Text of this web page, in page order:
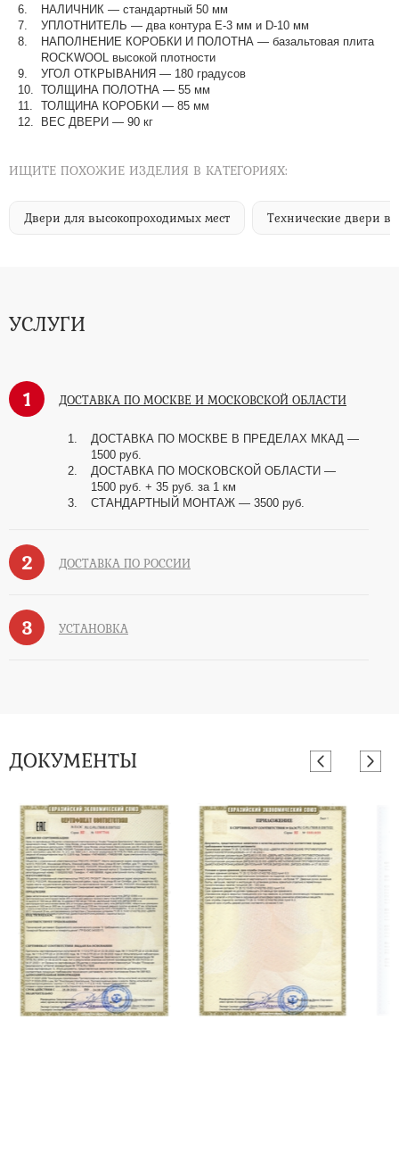
НАЛИЧНИК — стандартный 50 мм
УПЛОТНИТЕЛЬ — два контура Е-3 мм и D-10 мм
НАПОЛНЕНИЕ КОРОБКИ И ПОЛОТНА — базальтовая плита
ROCKWOOL высокой плотности
УГОЛ ОТКРЫВАНИЯ — 180 градусов
ТОЛЩИНА ПОЛОТНА — 55 мм
ТОЛЩИНА КОРОБКИ — 85 мм
ВЕС ДВЕРИ — 90 кг
ИЩИТЕ ПОХОЖИЕ ИЗДЕЛИЯ В КАТЕГОРИЯХ:
Двери для высокопроходимых мест Технические двери в
УСЛУГИ
1 ДОСТАВКА ПО МОСКВЕ И МОСКОВСКОЙ ОБЛАСТИ
ДОСТАВКА ПО МОСКВЕ В ПРЕДЕЛАХ МКАД —
1500 руб.
ДОСТАВКА ПО МОСКОВСКОЙ ОБЛАСТИ —
1500 руб. + 35 руб. за 1 км
СТАНДАРТНЫЙ МОНТАЖ — 3500 руб.
2 ДОСТАВКА ПО РОССИИ
3 УСТАНОВКА
ДОКУМЕНТЫ